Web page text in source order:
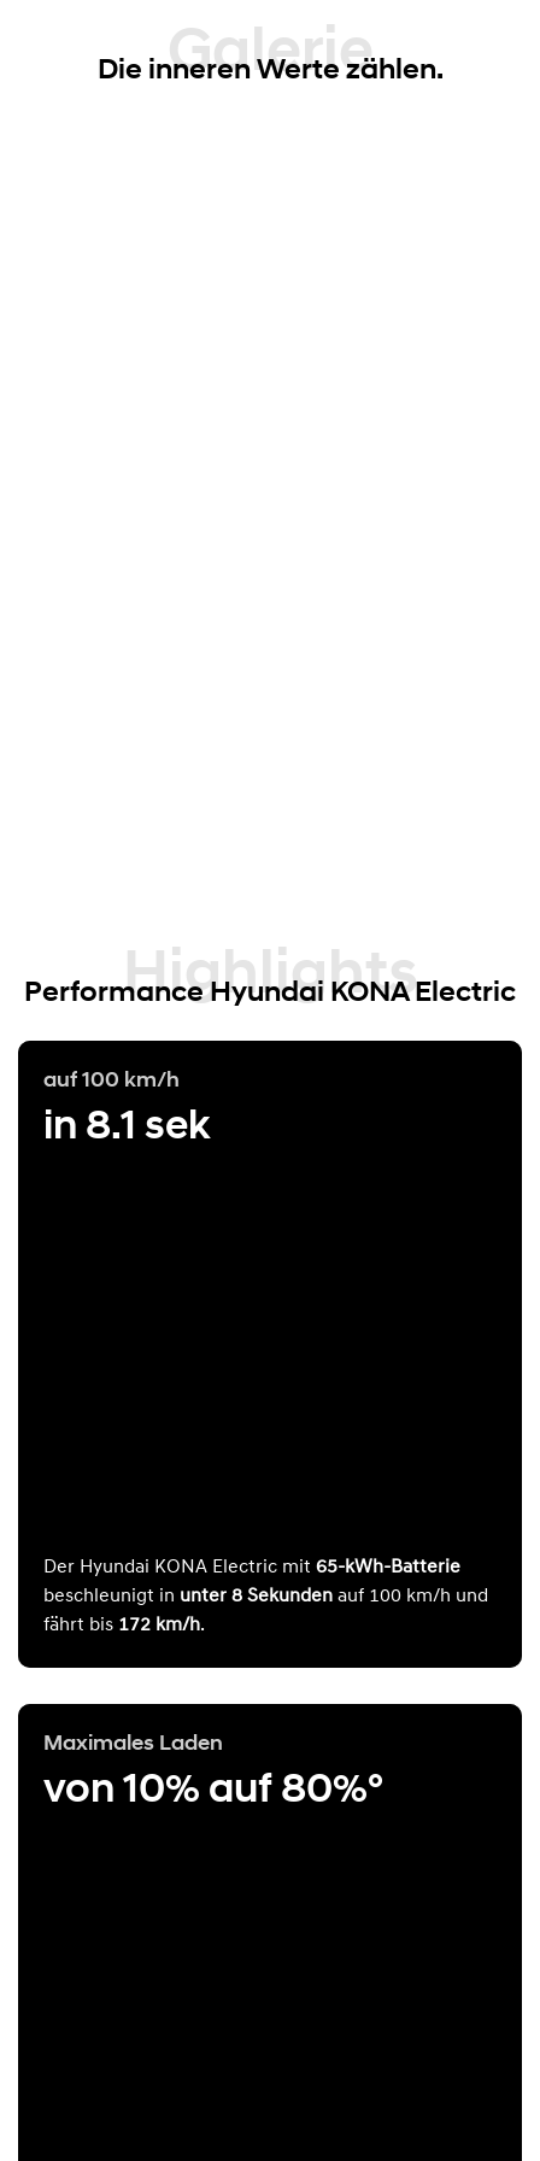
Galerie
Die inneren Werte zählen.
Highlights
Performance Hyundai KONA Electric
auf 100 km/h
in 8.1 sek
Der Hyundai KONA Electric mit 65-kWh-Batterie
beschleunigt in unter 8 Sekunden auf 100 km/h und
fährt bis 172 km/h.
Maximales Laden
von 10% auf 80%°